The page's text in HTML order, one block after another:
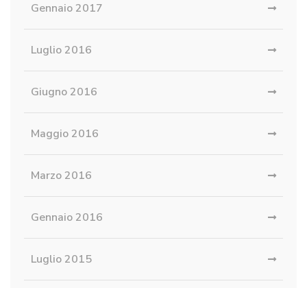
Gennaio 2017
Luglio 2016
Giugno 2016
Maggio 2016
Marzo 2016
Gennaio 2016
Luglio 2015